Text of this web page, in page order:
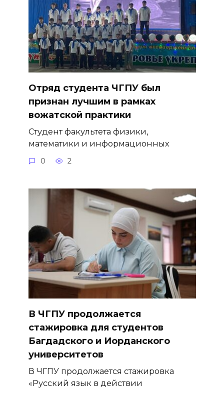
Отряд студента ЧГПУ был
признан лучшим в рамках
вожатской практики
Студент факультета физики,
математики и информационных
0 2
В ЧГПУ продолжается
стажировка для студентов
Багдадского и Иорданского
университетов
В ЧГПУ продолжается стажировка
«Русский язык в действии